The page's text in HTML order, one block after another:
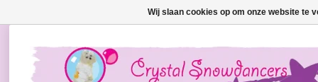
Wij slaan cookies op om onze website te